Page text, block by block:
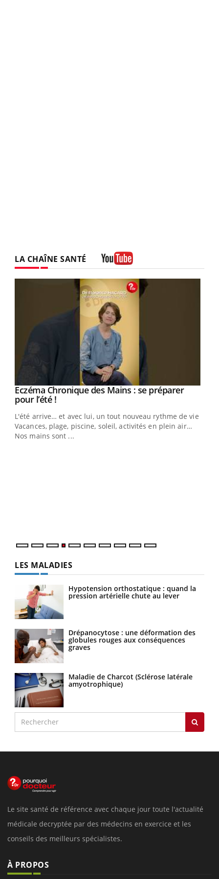
LA CHAÎNE SANTÉ
Youtube
Eczéma Chronique des Mains : se préparer
pour l’été !Youtube
L'été arrive… et avec lui, un tout nouveau rythme de vie !
Vacances, plage, piscine, soleil, activités en plein air…
Nos mains sont ...
LES MALADIES
Hypotension orthostatique : quand la
pression artérielle chute au lever
Drépanocytose : une déformation des
globules rouges aux conséquences
graves
Maladie de Charcot (Sclérose latérale
amyotrophique)
Le site santé de référence avec chaque jour toute l'actualité
médicale decryptée par des médecins en exercice et les
conseils des meilleurs spécialistes.
À PROPOS